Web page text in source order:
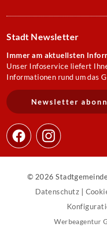
Stadt Newsletter
Immer am aktuellsten
Unser Infoservice liefert
Informationen rund um das
Newsletter
© 2026
Datenschutz |
Werbeagentur